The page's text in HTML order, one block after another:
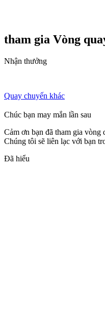
tham gia Vòng
Nhận thưởng
Quay chuyến khác
Chúc bạn may mắn lần sau
Cảm ơn bạn đã tham gia vòng
Chúng tôi sẽ liên lạc với bạn
Đã hiểu